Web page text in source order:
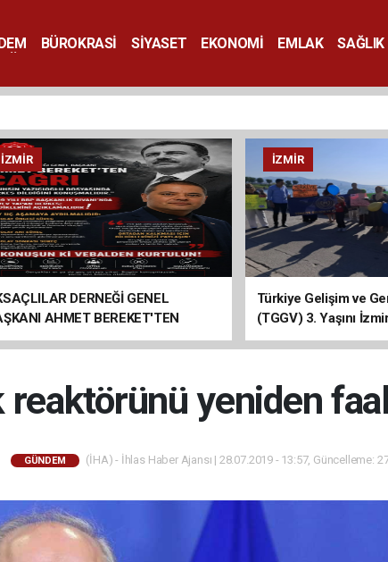
BÜROKRASİ SİYASET EKONOMİ EMLAK SAĞLIK
İZMIR
DERNEĞİ GENEL
AHMET BEREKET'TEN
İZMIR
Türkiye Gelişim ve
(TGGV) 3. Yaşını
Kutladı
reaktörünü yeniden
GÜNDEM (İHA) - İhlas Haber Ajansı | 28.07.2019 - 13:57, Güncelleme: